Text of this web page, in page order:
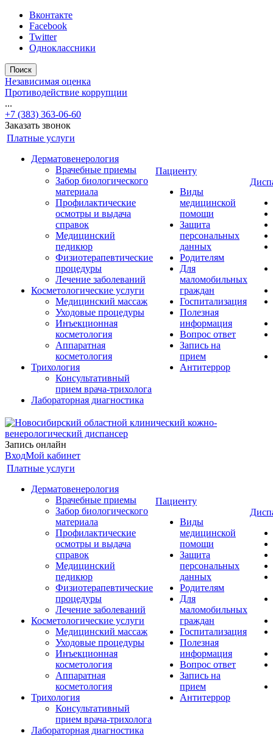
Вконтакте
Facebook
Twitter
Одноклассники
Поиск
Независимая оценка
Противодействие коррупции
...
+7 (383) 363-06-60
Заказать звонок
Платные услуги
Дерматовенерология
Врачебные приемы
Забор биологического
материала
Профилактические
осмотры и выдача
справок
Медицинский
педикюр
Физиотерапевтические
процедуры
Лечение заболеваний
Косметологические услуги
Медицинский массаж
Уходовые процедуры
Инъекционная
косметология
Аппаратная
косметология
Трихология
Консультативный
прием врача-трихолога
Лабораторная диагностика
Пациенту
Виды
медицинской
помощи
Защита
персональных
данных
Родителям
Для
маломобильных
граждан
Госпитализация
Полезная
информация
Вопрос ответ
Запись на
прием
Антитеррор
Запись онлайн
ВходМой кабинет
Платные услуги
Дерматовенерология
Врачебные приемы
Забор биологического
материала
Профилактические
осмотры и выдача
справок
Медицинский
педикюр
Физиотерапевтические
процедуры
Лечение заболеваний
Косметологические услуги
Медицинский массаж
Уходовые процедуры
Инъекционная
косметология
Аппаратная
косметология
Трихология
Консультативный
прием врача-трихолога
Лабораторная диагностика
Пациенту
Виды
медицинской
помощи
Защита
персональных
данных
Родителям
Для
маломобильных
граждан
Госпитализация
Полезная
информация
Вопрос ответ
Запись на
прием
Антитеррор